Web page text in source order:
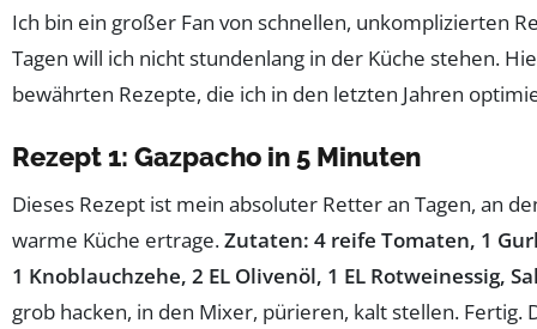
Ich bin ein großer Fan von schnellen, unkomplizierten
Tagen will ich nicht stundenlang in der Küche stehen.
bewährten Rezepte, die ich in den letzten Jahren
Rezept 1: Gazpacho in 5 Minuten
Dieses Rezept ist mein absoluter Retter an Tagen, an
warme Küche ertrage.Zutaten: 4 reife Tomaten, 1
1 Knoblauchzehe, 2 EL Olivenöl, 1 EL Rotweinessig,
grob hacken, in den Mixer, pürieren, kalt stellen. Fertig.